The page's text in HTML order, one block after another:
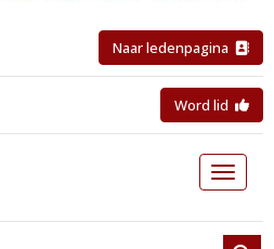
Naar ledenpagina
Word lid
Toggle